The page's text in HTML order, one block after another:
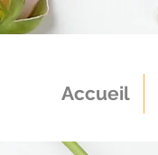
Accueil